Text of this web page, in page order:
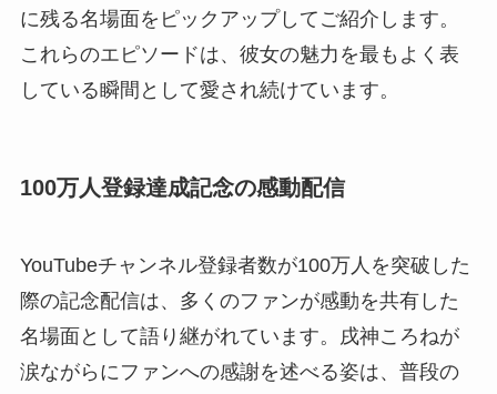
に残る名場面をピックアップしてご紹介します。
これらのエピソードは、彼女の魅力を最もよく表
している瞬間として愛され続けています。
100万人登録達成記念の感動配信
YouTubeチャンネル登録者数が100万人を突破した
際の記念配信は、多くのファンが感動を共有した
名場面として語り継がれています。戌神ころねが
涙ながらにファンへの感謝を述べる姿は、普段の